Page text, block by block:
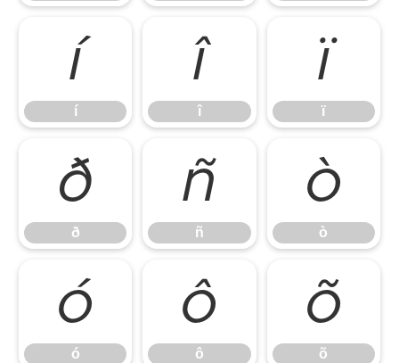
í
í
î
î
ï
ï
ð
ð
ñ
ñ
ò
ò
ó
ó
ô
ô
õ
õ